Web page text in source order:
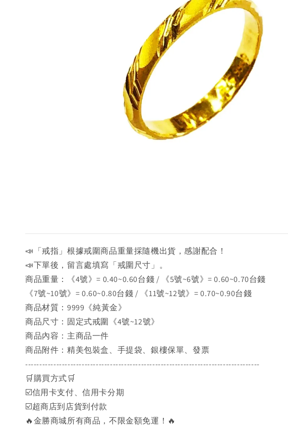
📣「戒指」根據戒圍商品重量採隨機出貨，感謝配合！
📣下單後，留言處填寫「戒圍尺寸」。
商品重量：《4號》= 0.40~0.60台錢 / 《5號~6號》= 0.60~0.70台錢
《7號~10號》= 0.60~0.80台錢 / 《11號~12號》= 0.70~0.90台錢
商品材質：9999《純黃金》
商品尺寸：固定式戒圍《4號~12號》
商品內容：主商品一件
商品附件：精美包裝盒、手提袋、銀樓保單、發票
-----------------------------------------------------------------------------------
🛒購買方式🛒
☑️信用卡支付、信用卡分期
☑️超商店到店貨到付款
🔥金勝商城所有商品，不限金額免運！🔥